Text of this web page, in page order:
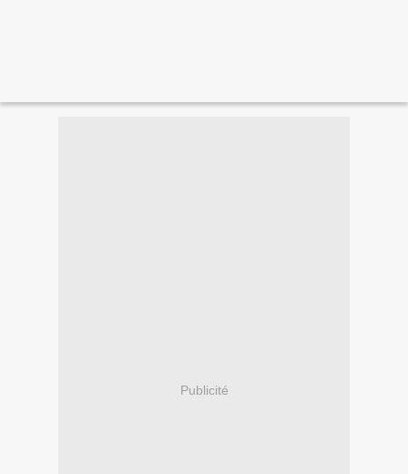
Publicité